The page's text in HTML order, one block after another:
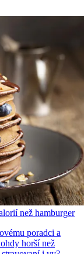
než hamburger
poradci a
horší než